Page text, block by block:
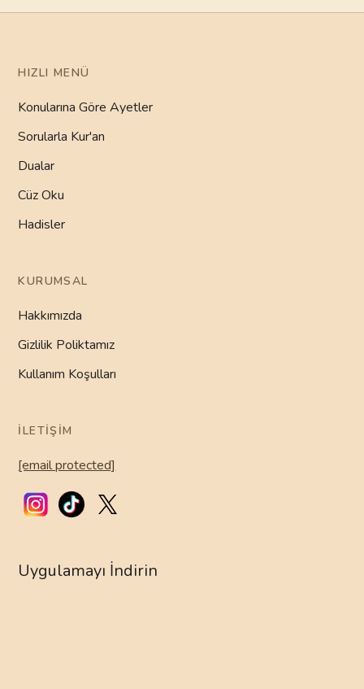
HIZLI MENÜ
Konularına Göre Ayetler
Sorularla Kur'an
Dualar
Cüz Oku
Hadisler
KURUMSAL
Hakkımızda
Gizlilik Poliktamız
Kullanım Koşulları
İLETIŞIM
[email protected]
Uygulamayı İndirin